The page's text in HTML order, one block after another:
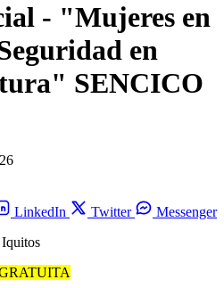
- "Mujeres en
en
SENCICO
LinkedIn Twitter
Messenger